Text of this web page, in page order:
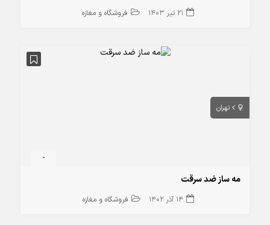
21 تیر 1403 فروشگاه و مغازه
تهران
-
مه ساز ضد سرقت
14 آذر 1402 فروشگاه و مغازه